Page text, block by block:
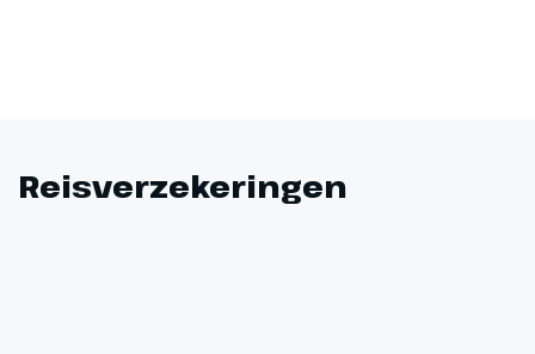
Reisverzekeringen